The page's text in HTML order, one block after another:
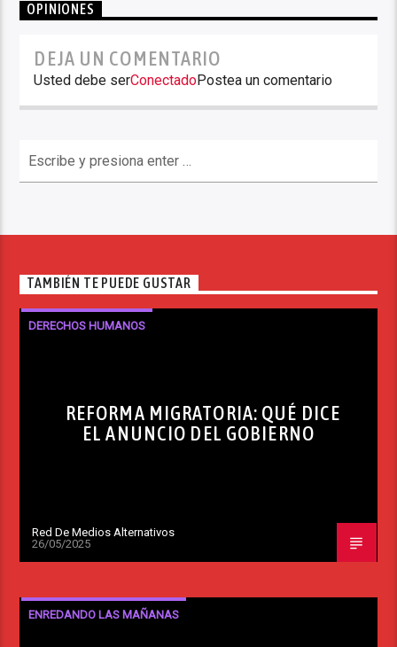
OPINIONES
DEJA UN COMENTARIO
Usted debe serConectadoPostea un comentario
TAMBIÉN TE PUEDE GUSTAR
DERECHOS HUMANOS
REFORMA MIGRATORIA: QUÉ DICE
EL ANUNCIO DEL GOBIERNO
Red De Medios Alternativos
26/05/2025
ENREDANDO LAS MAÑANAS